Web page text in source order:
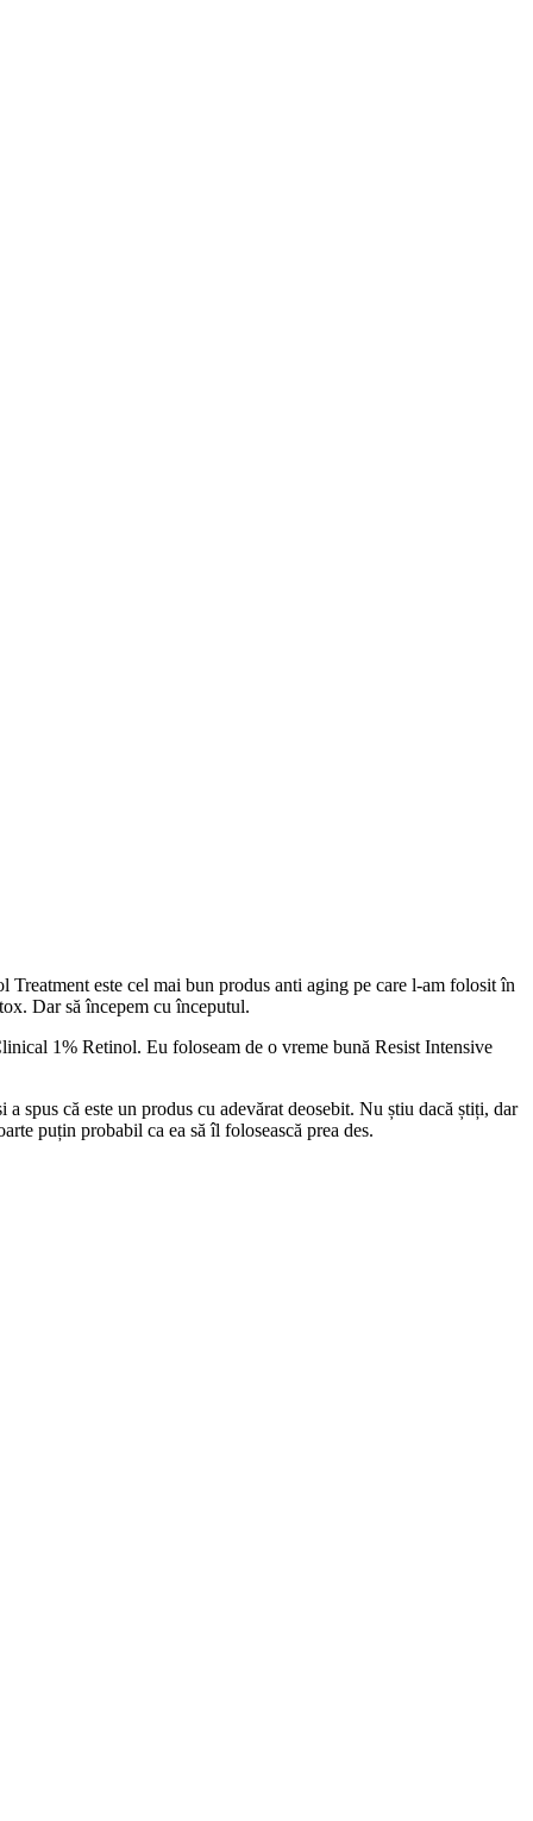
este cel mai bun produs anti aging pe care l-am folosit în
Dar să începem cu începutul.
1% Retinol. Eu foloseam de o vreme bună Resist Intensive
spus că este un produs cu adevărat deosebit. Nu știu dacă știți, dar
puțin probabil ca ea să îl folosească prea des.